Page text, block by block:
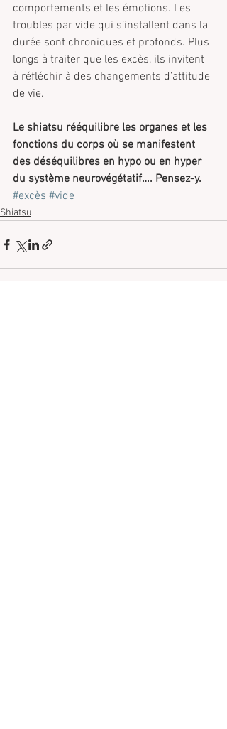
comportements et les émotions. Les
troubles par vide qui s’installent dans la
durée sont chroniques et profonds. Plus
longs à traiter que les excès, ils invitent
à réfléchir à des changements d’attitude
de vie.
Le shiatsu rééquilibre les organes et les
fonctions du corps où se manifestent
des déséquilibres en hypo ou en hyper
du système neurovégétatif…. Pensez-y.
#excès #vide
Shiatsu